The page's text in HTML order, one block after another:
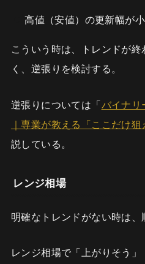
高値（安値）の更新幅が
こういう時は、トレンドが
く、逆張りを検討する。
逆張りについては「バイナリ
｜専業が教える「ここだけ
説している。
レンジ相場
明確なトレンドがない時は、
レンジ相場で「上がりそう